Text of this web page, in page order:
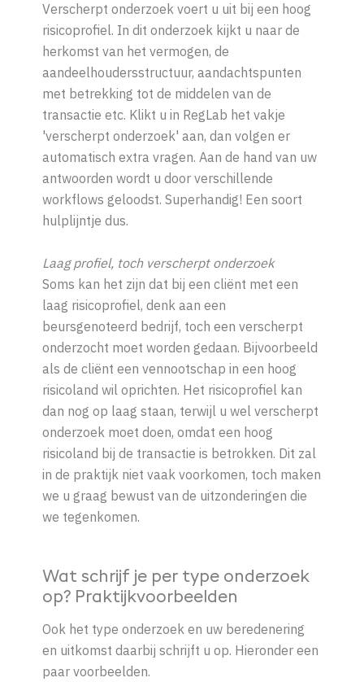
Verscherpt onderzoek voert u uit bij een hoog
risicoprofiel. In dit onderzoek kijkt u naar de
herkomst van het vermogen, de
aandeelhoudersstructuur, aandachtspunten
met betrekking tot de middelen van de
transactie etc. Klikt u in RegLab het vakje
'verscherpt onderzoek' aan, dan volgen er
automatisch extra vragen. Aan de hand van uw
antwoorden wordt u door verschillende
workflows geloodst. Superhandig! Een soort
hulplijntje dus.
Laag profiel, toch verscherpt onderzoek
Soms kan het zijn dat bij een cliënt met een
laag risicoprofiel, denk aan een
beursgenoteerd bedrijf, toch een verscherpt
onderzocht moet worden gedaan. Bijvoorbeeld
als de cliënt een vennootschap in een hoog
risicoland wil oprichten. Het risicoprofiel kan
dan nog op laag staan, terwijl u wel verscherpt
onderzoek moet doen, omdat een hoog
risicoland bij de transactie is betrokken. Dit zal
in de praktijk niet vaak voorkomen, toch maken
we u graag bewust van de uitzonderingen die
we tegenkomen.
Wat schrijf je per type onderzoek
op? Praktijkvoorbeelden
Ook het type onderzoek en uw beredenering
en uitkomst daarbij schrijft u op. Hieronder een
paar voorbeelden.